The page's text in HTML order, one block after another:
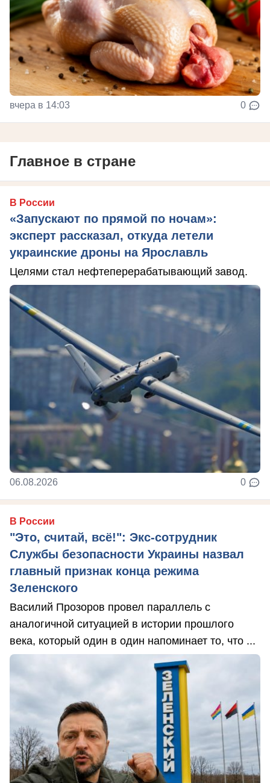
вчера в 14:03 0
Главное в стране
В России
«Запускают по прямой по ночам»:
эксперт рассказал, откуда летели
украинские дроны на Ярославль
Целями стал нефтеперерабатывающий завод.
06.08.2026 0
В России
"Это, считай, всё!": Экс-сотрудник
Службы безопасности Украины назвал
главный признак конца режима
Зеленского
Василий Прозоров провел параллель с
аналогичной ситуацией в истории прошлого
века, который один в один напоминает то, что ...